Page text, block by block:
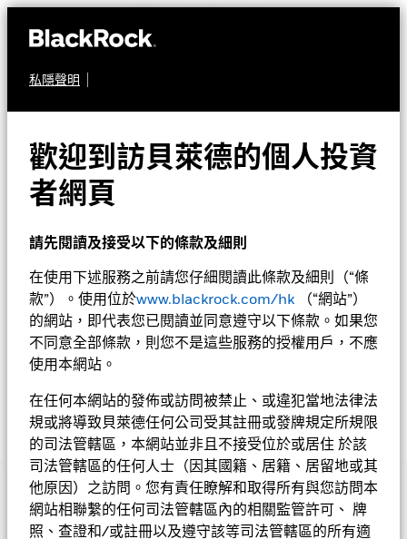
私隱聲明
歡迎到訪貝萊德的個人投資
者網頁
請先閱讀及接受以下的條款及細則
在使用下述服務之前請您仔細閱讀此條款及細則（“條
款”）。使用位於www.blackrock.com/hk （“網站”）
的網站，即代表您已閱讀並同意遵守以下條款。如果您
不同意全部條款，則您不是這些服務的授權用戶，不應
使用本網站。
在任何本網站的發佈或訪問被禁止、或違犯當地法律法
規或將導致貝萊德任何公司受其註冊或發牌規定所規限
的司法管轄區，本網站並非且不接受位於或居住 於該
司法管轄區的任何人士（因其國籍、居籍、居留地或其
他原因）之訪問。您有責任瞭解和取得所有與您訪問本
網站相聯繫的任何司法管轄區內的相關監管許可、 牌
照、查證和/或註冊以及遵守該等司法管轄區的所有適
股票
貝萊德歐洲特別時機基
金
淨值截至 2026年8月7日
HKD 183.16
52週波幅 154.36 - 186.67
重要提示︰
• 基金投資於股票，較大的股票價值波動可招致重大虧損。基金
可投資於基本貨幣以外的資產，匯率的變化及管制或會對基金的資